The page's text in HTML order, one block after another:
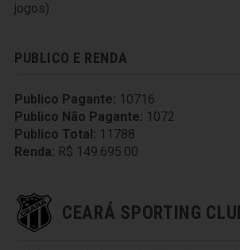
jogos)
PUBLICO E RENDA
Publico Pagante: 10716
Publico Não Pagante: 1072
Publico Total: 11788
Renda: R$ 149.695.00
CEARÁ SPORTING